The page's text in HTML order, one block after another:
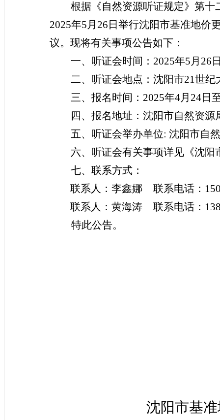
根据《自然资源听证规定》第
2025年5月 26 日 举行沈阳市基准地价
议。现将有关事项公告如下：
一、听证会时间： 2025年5月 26
二、听证会地点： 沈阳市21世纪
三、报名时间： 2025年4月 24日
四、报名地址：沈阳市自然资源
五、听证会举办单位: 沈阳市自
六、听证会有关事项详见《沈
七、联系方式：
联系人： 李鑫娜 联系电话：
联系人： 黄海涛 联系电话：
特此公告。
沈阳市基